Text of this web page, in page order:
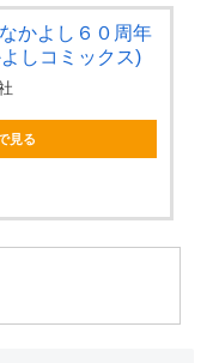
かよし６０周年
しコミックス)
見る